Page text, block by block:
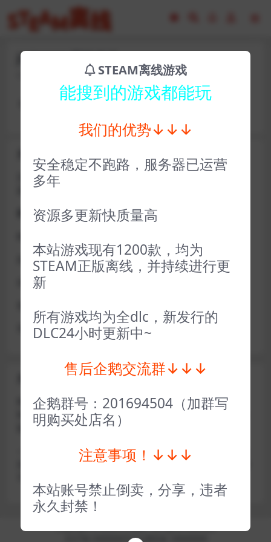
jhf31393-死神来了
9
卡号yoix48521 密码zuobiao4255
关于D加密类游戏通知
近期发现同行倒卖严重，大量会员D加密游戏无法激活问
题，现开通令牌
获取方式找企鹅群里的技术客服获取即可
如激活上限需等到隔天早上在线进一次游戏
或者使用网盘版也可解决D加密激活的问题，一样玩
请各位亲们理解
关于密码错误问题
账号密码复制粘贴，注意不要复制到空格了，CTRL+C复
制，或者鼠标右键先复制然后键盘 CTRL+V粘贴，steam改
版了必须键盘粘贴（CTRL+V粘贴）鼠标不能粘贴了
————————————————————–离线模式玩
游戏，在线没存档被顶号，不然没有存档，D加密游戏尽量
京ICP备18888888号京公网安备 188888888
STEAM离线游戏
能搜到的游戏都能玩
我们的优势↓↓↓
安全稳定不跑路，服务器已运营
多年
资源多更新快质量高
本站游戏现有1200款，均为
STEAM正版离线，并持续进行更
新
所有游戏均为全dlc，新发行的
DLC24小时更新中~
售后企鹅交流群↓↓↓
企鹅群号：201694504（加群写
明购买处店名）
注意事项！↓↓↓
本站账号禁止倒卖，分享，违者
永久封禁！